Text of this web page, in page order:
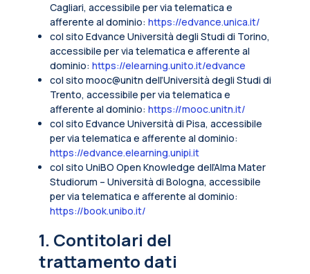
Cagliari, accessibile per via telematica e
afferente al dominio: https://edvance.unica.it/
col sito Edvance Università degli Studi di Torino,
accessibile per via telematica e afferente al
dominio: https://elearning.unito.it/edvance
col sito mooc@unitn dell’Università degli Studi di
Trento, accessibile per via telematica e
afferente al dominio: https://mooc.unitn.it/
col sito Edvance Università di Pisa, accessibile
per via telematica e afferente al dominio:
https://edvance.elearning.unipi.it
col sito UniBO Open Knowledge dell’Alma Mater
Studiorum – Università di Bologna, accessibile
per via telematica e afferente al dominio:
https://book.unibo.it/
1. Contitolari del
trattamento dati